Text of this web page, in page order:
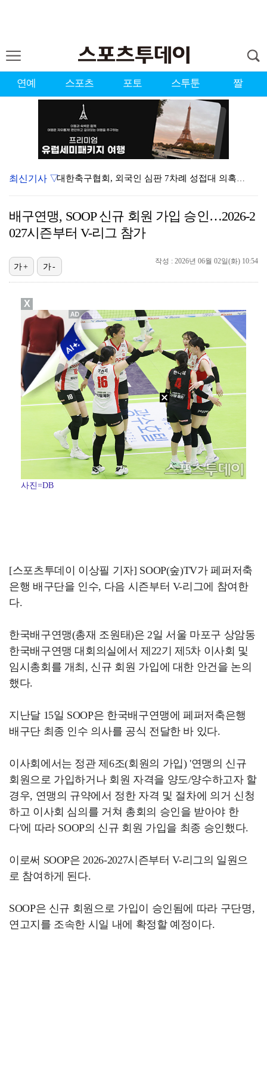
연예 스포츠 포토 스투툰 짤
대한축구협회, 외국인 심판 7차례 성접대 의혹…이 기간…
3승 사냥 시동 건 서교림 "샷·퍼트 만족스러워…좋은 …
박지훈, 9월 잠실실내체육관서 앙코르 콘서트 개최
"기분 맞춰주려고" 축구협회, 외국인 심판 성접대 의혹…
폭로자 "황정민, 본인 말에 책임져야…내가 사생활에 초…
최신기사 ▽
배구연맹, SOOP 신규 회원 가입 승인…2026-2
027시즌부터 V-리그 참가
작성 : 2026년 06월 02일(화) 10:54
가+ 가-
사진=DB
[스포츠투데이 이상필 기자] SOOP(숲)TV가 페퍼저축
은행 배구단을 인수, 다음 시즌부터 V-리그에 참여한
다.
한국배구연맹(총재 조원태)은 2일 서울 마포구 상암동
한국배구연맹 대회의실에서 제22기 제5차 이사회 및
임시총회를 개최, 신규 회원 가입에 대한 안건을 논의
했다.
지난달 15일 SOOP은 한국배구연맹에 페퍼저축은행
배구단 최종 인수 의사를 공식 전달한 바 있다.
이사회에서는 정관 제6조(회원의 가입) '연맹의 신규
회원으로 가입하거나 회원 자격을 양도/양수하고자 할
경우, 연맹의 규약에서 정한 자격 및 절차에 의거 신청
하고 이사회 심의를 거쳐 총회의 승인을 받아야 한
다'에 따라 SOOP의 신규 회원 가입을 최종 승인했다.
이로써 SOOP은 2026-2027시즌부터 V-리그의 일원으
로 참여하게 된다.
SOOP은 신규 회원으로 가입이 승인됨에 따라 구단명,
연고지를 조속한 시일 내에 확정할 예정이다.
X